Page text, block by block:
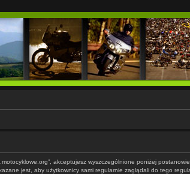
akceptujesz wyszczególnione poniżej
jest, aby użytkownicy sami regularnie zaglądali do tego